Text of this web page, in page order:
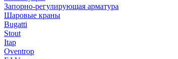
Запорно-регулирующая арматура
Шаровые краны
Bugatti
Stout
Itap
Oventrop